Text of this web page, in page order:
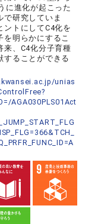
に進化が起こった
で研究していま
ントにしてC4化を
を明らかにするこ
来、C4化分子育種
することができる
unias
AGA030PLS01Act